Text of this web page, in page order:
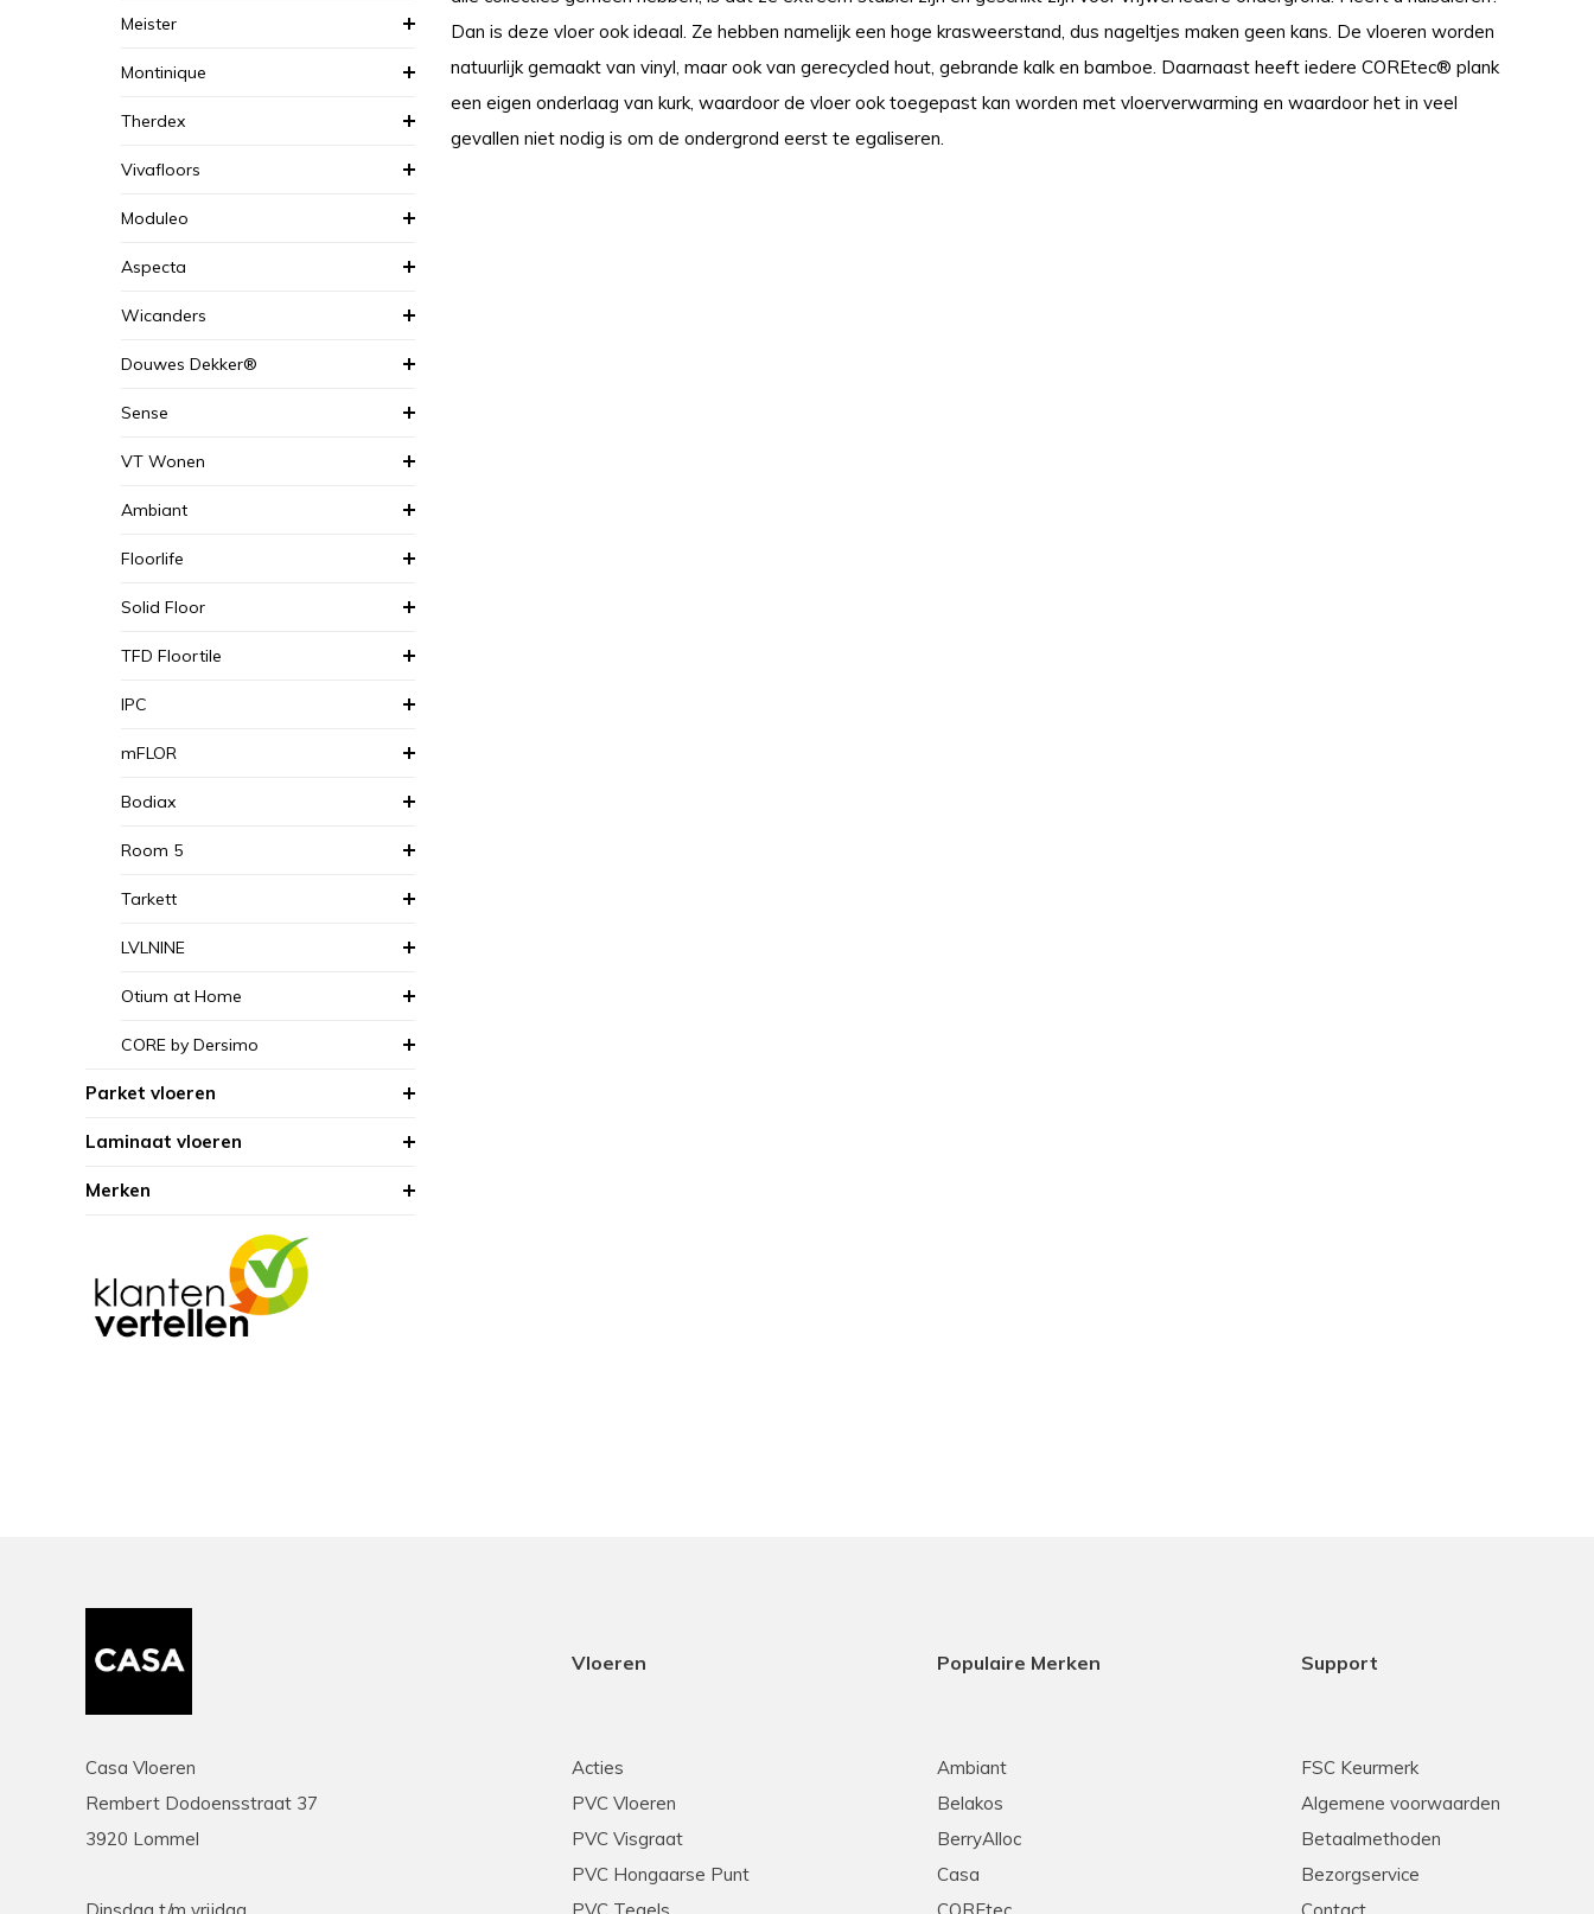
Meister
Montinique
Therdex
Vivafloors
Moduleo
Aspecta
Wicanders
Douwes Dekker®
Sense
VT Wonen
Ambiant
Floorlife
Solid Floor
TFD Floortile
IPC
mFLOR
Bodiax
Room 5
Tarkett
LVLNINE
Otium at Home
CORE by Dersimo
Parket vloeren
Laminaat vloeren
Merken
Dan is deze vloer ook ideaal. Ze hebben namelijk een hoge krasweerstand, dus nageltjes maken geen kans. De vloeren worden
natuurlijk gemaakt van vinyl, maar ook van gerecycled hout, gebrande kalk en bamboe. Daarnaast heeft iedere COREtec® plank
een eigen onderlaag van kurk, waardoor de vloer ook toegepast kan worden met vloerverwarming en waardoor het in veel
gevallen niet nodig is om de ondergrond eerst te egaliseren.
Casa Vloeren
Rembert Dodoensstraat 37
3920 Lommel
Dinsdag t/m vrijdag
Vloeren
Acties
PVC Vloeren
PVC Visgraat
PVC Hongaarse Punt
PVC Tegels
Populaire Merken
Ambiant
Belakos
BerryAlloc
Casa
COREtec
Support
FSC Keurmerk
Algemene voorwaarden
Betaalmethoden
Bezorgservice
Contact